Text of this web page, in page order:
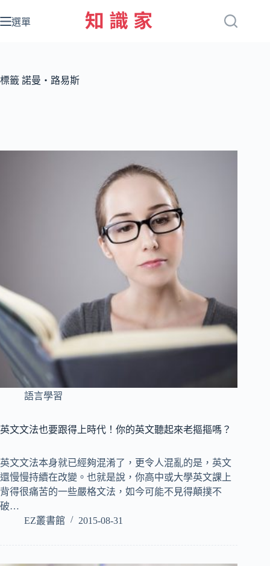
至
容
選單
標籤 諾曼‧路易斯
語言學習
英文文法也要跟得上時代！你的英文聽起來老摳摳嗎？
英文文法本身就已經夠混淆了，更令人混亂的是，英文
還慢慢持續在改變。也就是說，你高中或大學英文課上
背得很痛苦的一些嚴格文法，如今可能不見得顛撲不
破…
EZ叢書館
2015-08-31